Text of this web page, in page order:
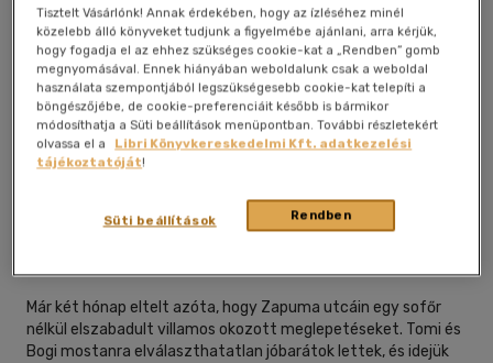
Kívánságlistához adom
magyar nyelvű|ragasztókötött
Már két hónap eltelt azóta, hogy Zapuma utcáin egy sofőr
nélkül elszabadult villamos okozott meglepetéseket. Tomi és
Bogi mostanra elválaszthatatlan jóbarátok lettek, és idejük
Tisztelt Vásárlónk! Annak érdekében, hogy az ízléséhez minél
közelebb álló könyveket tudjunk a figyelmébe ajánlani, arra kérjük,
hogy fogadja el az ehhez szükséges cookie-kat a „Rendben” gomb
megnyomásával. Ennek hiányában weboldalunk csak a weboldal
használata szempontjából legszükségesebb cookie-kat telepíti a
böngészőjébe, de cookie-preferenciáit később is bármikor
módosíthatja a Süti beállítások menüpontban. További részletekért
olvassa el a
Libri Könyvkereskedelmi Kft. adatkezelési
tájékoztatóját!
Rendben
Süti beállítások